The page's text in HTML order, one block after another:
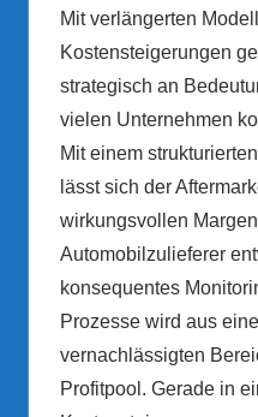
Mit verlängerten
Kostensteigerungen
strategisch an
vielen Unternehmen
Mit einem
lässt sich der
wirkungsvollen
Automobilzulieferer
konsequentes
Prozesse wird aus
vernachlässigten
Profitpool. Gerade in